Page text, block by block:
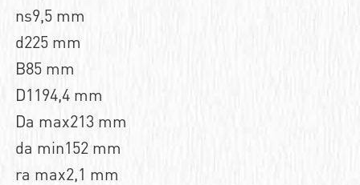
ns9,5 mm
d225 mm
B85 mm
D1194,4 mm
Da max213 mm
da min152 mm
ra max2,1 mm